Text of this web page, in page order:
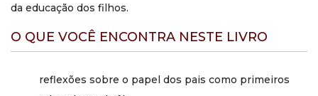
cristã da família?
Sim. A obra é muito útil para casais que desejam colocar
vida familiar em que a fé não seja um elemento secundário,
mas a raiz que orienta as escolhas, os hábitos e o amor
da educação dos filhos.
O QUE VOCÊ ENCONTRA NESTE LIVRO
reflexões sobre o papel dos pais como primeiros